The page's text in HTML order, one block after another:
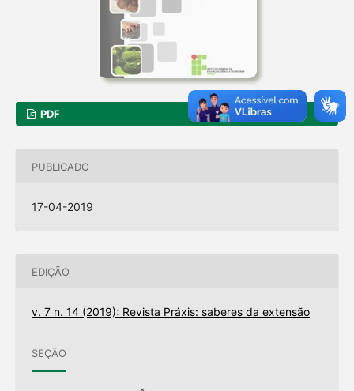
PDF
PUBLICADO
17-04-2019
EDIÇÃO
v. 7 n. 14 (2019): Revista Práxis: saberes da extensão
SEÇÃO